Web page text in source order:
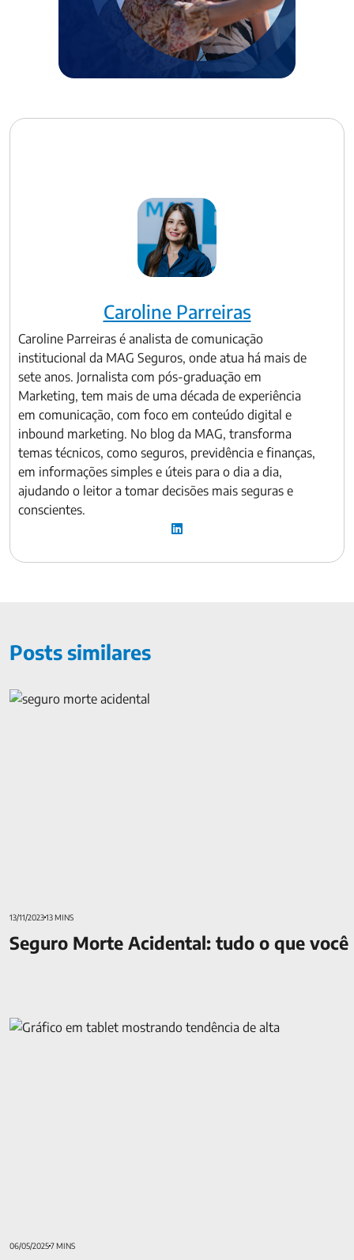
Caroline Parreiras
Caroline Parreiras é analista de comunicação
institucional da MAG Seguros, onde atua há mais de
sete anos. Jornalista com pós-graduação em
Marketing, tem mais de uma década de experiência
em comunicação, com foco em conteúdo digital e
inbound marketing. No blog da MAG, transforma
temas técnicos, como seguros, previdência e finanças,
em informações simples e úteis para o dia a dia,
ajudando o leitor a tomar decisões mais seguras e
conscientes.
Posts similares
Seguro Morte Acidental: tudo o que você precisa saber
13/11/202313 MINS
Seguro Morte Acidental: tudo o que você
Quanto rende a previdência privada? Saiba a rentabilidade
06/05/20257 MINS